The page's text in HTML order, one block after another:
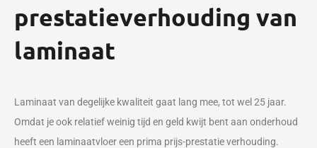
prestatieverhouding van
laminaat
Laminaat van degelijke kwaliteit gaat lang mee, tot wel 25 jaar.
Omdat je ook relatief weinig tijd en geld kwijt bent aan onderhoud
heeft een laminaatvloer een prima prijs-prestatie verhouding.